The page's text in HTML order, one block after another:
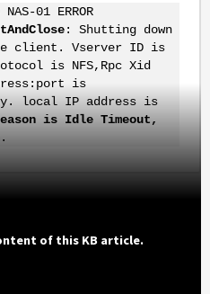
01 ERROR
: Shutting down
client. Vserver ID is
is NFS,Rpc Xid
is
local IP address is
is Idle Timeout,
.
of this KB article.